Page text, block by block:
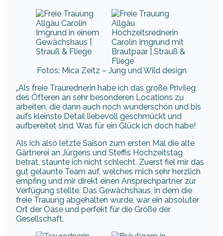
Fotos: Mica Zeitz – Jung und Wild design
„Als freie Traurednerin habe ich das große Privileg,
des Öfteren an sehr besonderen Locations zu
arbeiten, die dann auch noch wunderschön und bis
aufs kleinste Detail liebevoll geschmückt und
aufbereitet sind. Was für ein Glück ich doch habe!
Als ich also letzte Saison zum ersten Mal die alte
Gärtnerei an Jürgens und Steffis Hochzeitstag
betrat, staunte ich nicht schlecht. Zuerst fiel mir das
gut gelaunte Team auf, welches mich sehr herzlich
empfing und mir direkt einen Ansprechpartner zur
Verfügung stellte. Das Gewächshaus, in dem die
freie Trauung abgehalten wurde, war ein absoluter
Ort der Oase und perfekt für die Größe der
Gesellschaft.